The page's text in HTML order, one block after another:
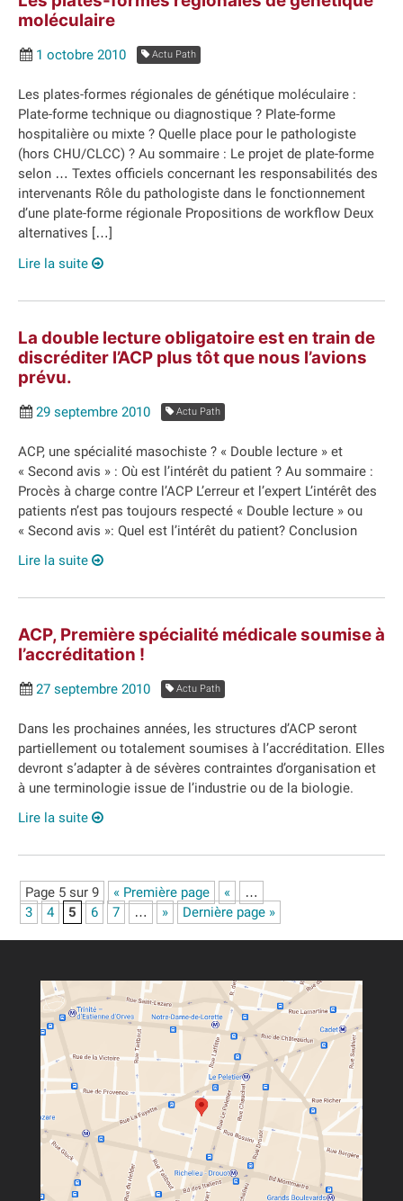
moléculaire
1 octobre 2010 Actu Path
Les plates-formes régionales de génétique moléculaire :
Plate-forme technique ou diagnostique ? Plate-forme
hospitalière ou mixte ? Quelle place pour le pathologiste
(hors CHU/CLCC) ? Au sommaire : Le projet de plate-forme
selon … Textes officiels concernant les responsabilités des
intervenants Rôle du pathologiste dans le fonctionnement
d’une plate-forme régionale Propositions de workflow Deux
alternatives […]
Lire la suite
La double lecture obligatoire est en train de
discréditer l’ACP plus tôt que nous l’avions
prévu.
29 septembre 2010 Actu Path
ACP, une spécialité masochiste ? « Double lecture » et
« Second avis » : Où est l’intérêt du patient ? Au sommaire :
Procès à charge contre l’ACP L’erreur et l’expert L’intérêt des
patients n’est pas toujours respecté « Double lecture » ou
« Second avis »: Quel est l’intérêt du patient? Conclusion
Lire la suite
ACP, Première spécialité médicale soumise à
l’accréditation !
27 septembre 2010 Actu Path
Dans les prochaines années, les structures d’ACP seront
partiellement ou totalement soumises à l’accréditation. Elles
devront s’adapter à de sévères contraintes d’organisation et
à une terminologie issue de l’industrie ou de la biologie.
Lire la suite
Page 5 sur 9 « Première page «
…
3
4 5 6 7 … » Dernière page »